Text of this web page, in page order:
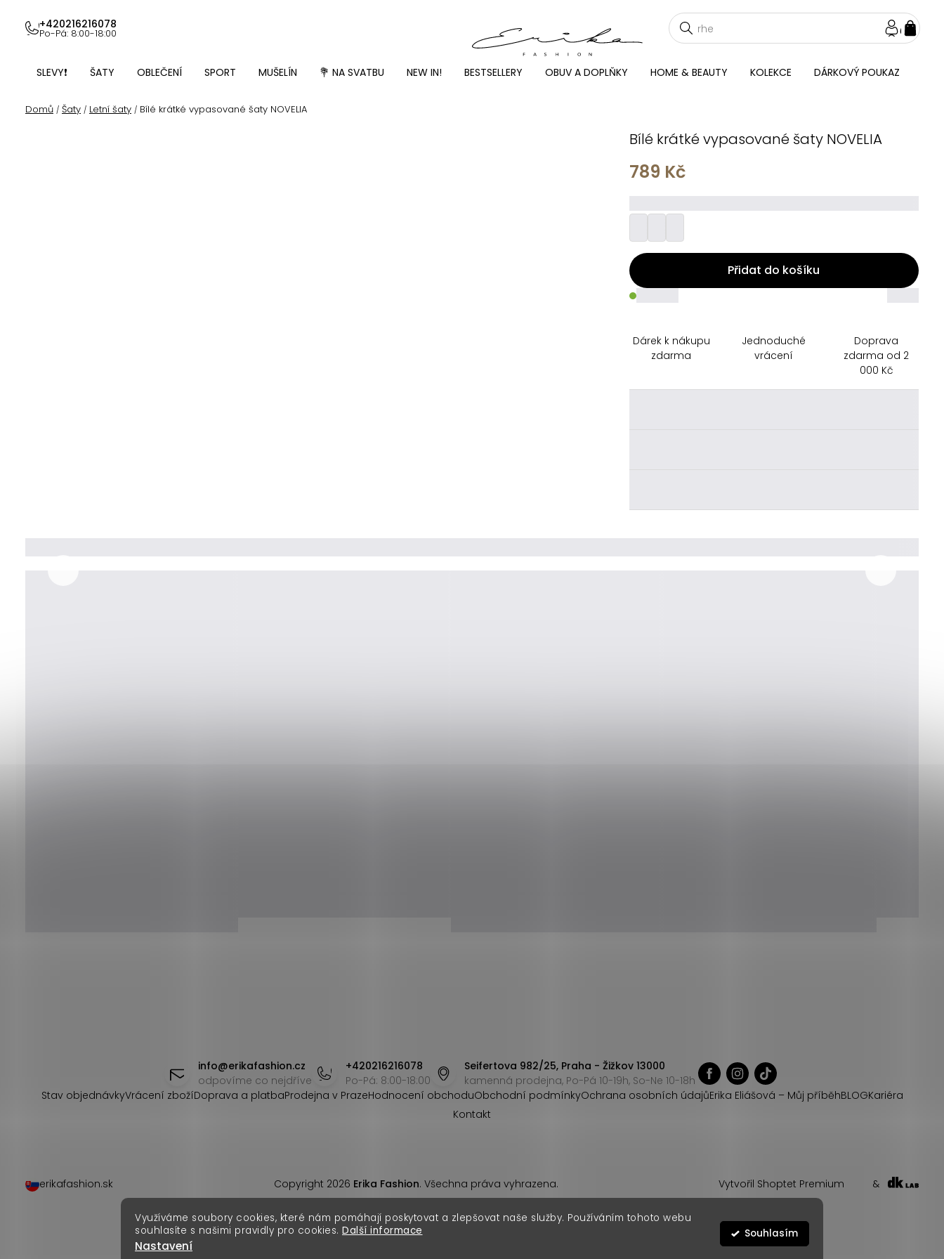
Využíváme soubory cookies, které nám pomáhají poskytovat a zlepšovat naše služby. Používáním tohoto webu
souhlasíte s našimi pravidly pro cookies. Další informace
Nastavení
Souhlasím
obsah
+420216216078
Po-Pá: 8:00-18:00
SLEVY❗ ŠATY OBLEČENÍ SPORT MUŠELÍN 💐 NA SVATBU NEW IN! BESTSELLERY OBUV A DOPLŇKY HOME & BEAUTY KOLEKCE DÁRKOVÝ POUKAZ
Domů / Šaty / Letní šaty / Bílé krátké vypasované šaty NOVELIA
Bílé krátké vypasované šaty NOVELIA
789 Kč
Přidat do košíku
_____
Dárek k nákupu
zdarma
Jednoduché
vrácení
Doprava
zdarma od 2
000 Kč
info@erikafashion.cz
odpovíme co nejdříve
+420216216078
Po-Pá: 8:00-18:00
Seifertova 982/25, Praha - Žižkov 13000
kamenná prodejna, Po-Pá 10-19h, So-Ne 10-18h
Stav objednávkyVrácení zbožíDoprava a platbaProdejna v PrazeHodnocení obchoduObchodní podmínkyOchrana osobních údajůErika Eliášová – Můj příběhBLOGKariéra
Kontakt
Vytvořil Shoptet Premium &
Copyright 2026 Erika Fashion. Všechna práva vyhrazena.
erikafashion.sk